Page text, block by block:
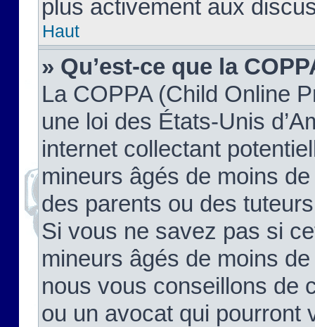
plus activement aux
Haut
» Qu’est-ce que la
La COPPA (Child Online
une loi des États-Unis
internet collectant
mineurs âgés de moins
des parents ou des
Si vous ne savez pas si
mineurs âgés de moins
nous vous conseillons de
ou un avocat qui pourront